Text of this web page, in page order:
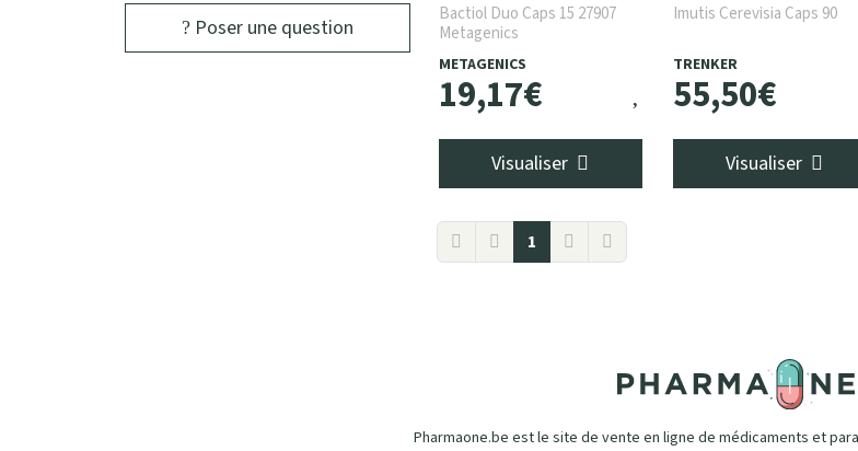
Bactiol Duo Caps 15 27907
Metagenics
METAGENICS
19,17€
Visualiser
Imutis Cerevisia Caps 90
TRENKER
55,50€
Visualiser
1
Poser une question
Pharmaone.be est le site de vente en ligne de médicaments et